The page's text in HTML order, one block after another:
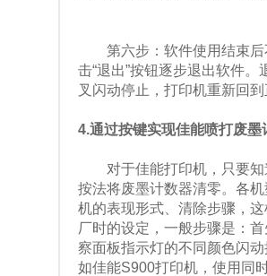
第六步：软件使用结束后
击“退出”按钮逐步退出软件
叉闪动停止，打印机重新回
4.通过按键实现佳能喷打废墨
对于佳能打印机，只要知
按法将废墨计数器清零。各
机的表现形式、清除步骤，
厂时的设定，一般步骤是：
察面板指示灯的不同颜色闪
如佳能S900打印机，使用同